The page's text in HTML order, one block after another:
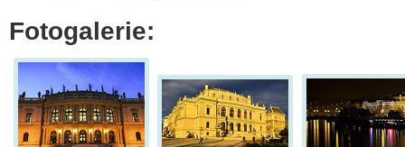
Fotogalerie: